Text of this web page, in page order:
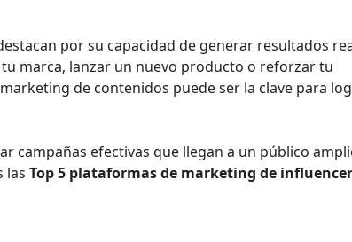
por su capacidad de generar resultados
marca, lanzar un nuevo producto o reforzar tu
de contenidos puede ser la clave para
campañas efectivas que llegan a un público
lasTop 5 plataformas de marketing de